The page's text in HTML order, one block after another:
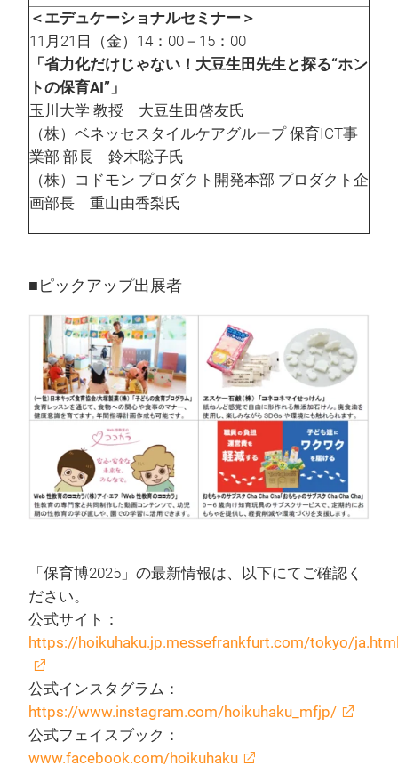
＜エデュケーショナルセミナー＞
11月21日（金）14：00－15：00
「省力化だけじゃない！大豆生田先生と探る“ホン
トの保育AI”」
玉川大学 教授 大豆生田啓友氏
（株）ベネッセスタイルケアグループ 保育ICT事
業部 部長 鈴木聡子氏
（株）コドモン プロダクト開発本部 プロダクト企
画部長 重山由香梨氏
■ピックアップ出展者
「保育博2025」の最新情報は、以下にてご確認く
ださい。
公式サイト：
https://hoikuhaku.jp.messefrankfurt.com/tokyo/
公式インスタグラム：
https://www.instagram.com/hoikuhaku_mfjp/
公式フェイスブック：
www.facebook.com/hoikuhaku